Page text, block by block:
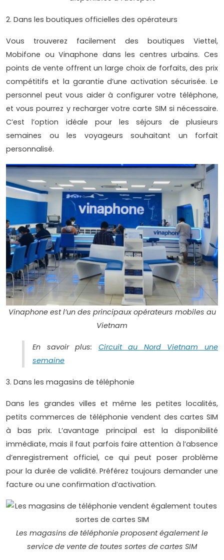
2. Dans les boutiques officielles des opérateurs
Vous trouverez facilement des boutiques Viettel,
Mobifone ou Vinaphone dans les centres urbains. Ces
points de vente offrent un large choix de forfaits, des prix
compétitifs et la garantie d’une activation sécurisée. Le
personnel peut vous aider à configurer votre téléphone,
et vous pourrez y recharger votre carte SIM si nécessaire.
C’est l’option idéale pour les séjours de plusieurs
semaines ou les voyageurs souhaitant un forfait
personnalisé.
Vinaphone est l’un des principaux opérateurs mobiles au
Vietnam
En savoir plus: Circuit au Nord Vietnam une
semaine
3. Dans les magasins de téléphonie
Dans les grandes villes et même les petites localités,
petits commerces de téléphonie vendent des cartes SIM
à bas prix. L’avantage principal est la disponibilité
immédiate, mais il faut parfois faire attention à l’absence
d’enregistrement officiel, ce qui peut poser problème
pour la durée de validité. Préférez toujours demander une
facture ou une confirmation d’activation.
Les magasins de téléphonie proposent également le
service de vente de toutes sortes de cartes SIM